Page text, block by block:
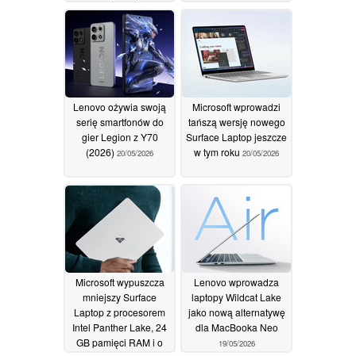
20/05/2026
o rozdzielczości 1100
nitów20/05/2026
Lenovo ożywia swoją
serię smartfonów do
gier Legion z Y70
(2026) 20/05/2026
Microsoft wprowadzi
tańszą wersję nowego
Surface Laptop jeszcze
w tym roku 20/05/2026
Microsoft wypuszcza
mniejszy Surface
Laptop z procesorem
Intel Panther Lake, 24
GB pamięci RAM i o
Lenovo wprowadza
laptopy Wildcat Lake
jako nową alternatywę
dla MacBooka Neo
19/05/2026